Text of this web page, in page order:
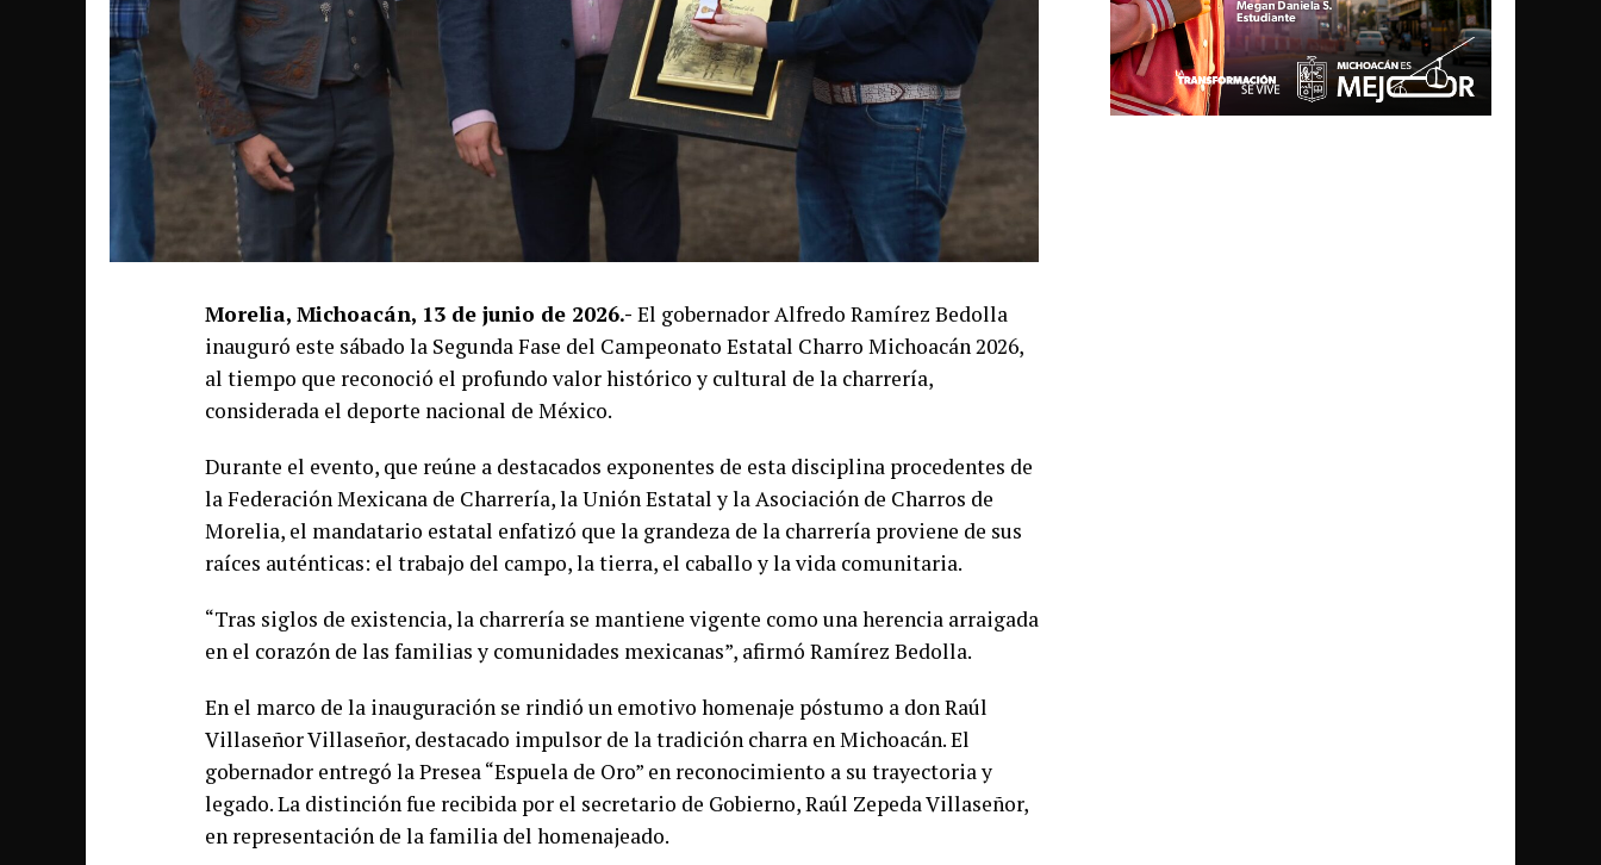
Morelia, Michoacán, 13 de junio de 2026.- El gobernador Alfredo Ramírez Bedolla
inauguró este sábado la Segunda Fase del Campeonato Estatal Charro Michoacán 2026,
al tiempo que reconoció el profundo valor histórico y cultural de la charrería,
considerada el deporte nacional de México.
Durante el evento, que reúne a destacados exponentes de esta disciplina procedentes de
la Federación Mexicana de Charrería, la Unión Estatal y la Asociación de Charros de
Morelia, el mandatario estatal enfatizó que la grandeza de la charrería proviene de sus
raíces auténticas: el trabajo del campo, la tierra, el caballo y la vida comunitaria.
“Tras siglos de existencia, la charrería se mantiene vigente como una herencia arraigada
en el corazón de las familias y comunidades mexicanas”, afirmó Ramírez Bedolla.
En el marco de la inauguración se rindió un emotivo homenaje póstumo a don Raúl
Villaseñor Villaseñor, destacado impulsor de la tradición charra en Michoacán. El
gobernador entregó la Presea “Espuela de Oro” en reconocimiento a su trayectoria y
legado. La distinción fue recibida por el secretario de Gobierno, Raúl Zepeda Villaseñor,
en representación de la familia del homenajeado.